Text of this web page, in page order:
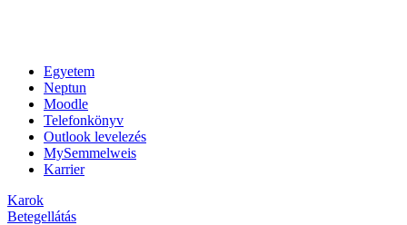
Egyetem
Neptun
Moodle
Telefonkönyv
Outlook levelezés
MySemmelweis
Karrier
Karok
Betegellátás